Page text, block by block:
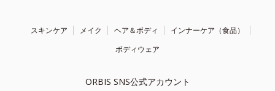
スキンケア メイク ヘア＆ボディ
インナーケア（食品）
ボディウェア
ORBIS SNS公式アカウント